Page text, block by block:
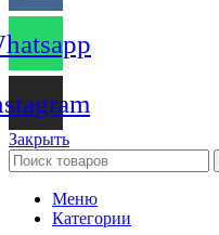
Закрыть
Меню
Категории